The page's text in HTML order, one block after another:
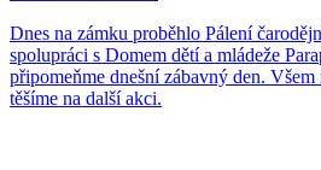
Dnes na zámku proběhlo Pálení
spolupráci s Domem dětí a mládeže
připomeňme dnešní zábavný den.
těšíme na další akci.